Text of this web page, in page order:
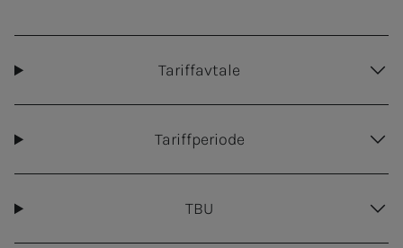
Tariffavtale
Tariffperiode
TBU